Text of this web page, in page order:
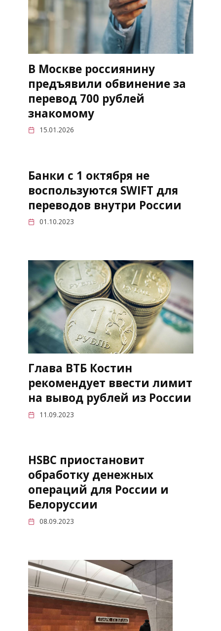
В Москве россиянину
предъявили обвинение за
перевод 700 рублей
знакомому
15.01.2026
Банки с 1 октября не
воспользуются SWIFT для
переводов внутри России
01.10.2023
Глава ВТБ Костин
рекомендует ввести лимит
на вывод рублей из России
11.09.2023
HSBC приостановит
обработку денежных
операций для России и
Белоруссии
08.09.2023